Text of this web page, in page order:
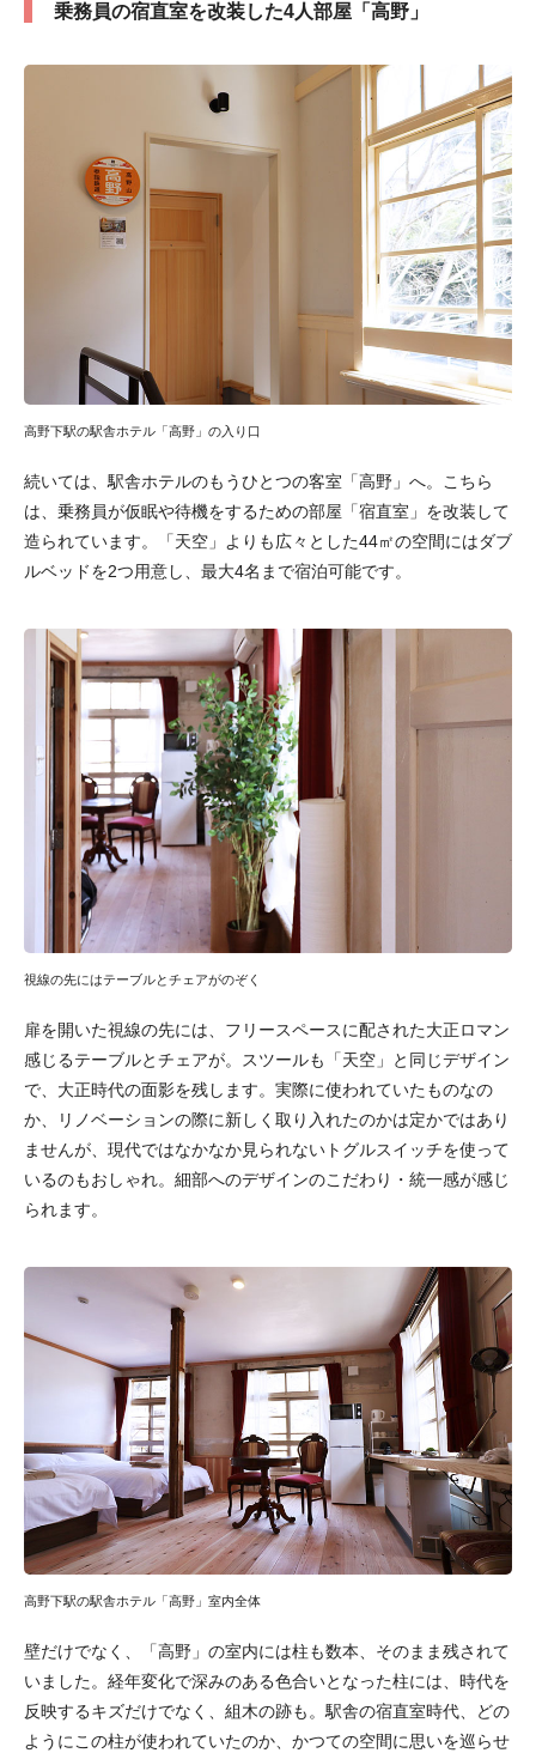
乗務員の宿直室を改装した4人部屋「高野」
高野下駅の駅舎ホテル「高野」の入り口
続いては、駅舎ホテルのもうひとつの客室「高野」へ。こちら
は、乗務員が仮眠や待機をするための部屋「宿直室」を改装して
造られています。「天空」よりも広々とした44㎡の空間にはダブ
ルベッドを2つ用意し、最大4名まで宿泊可能です。
視線の先にはテーブルとチェアがのぞく
扉を開いた視線の先には、フリースペースに配された大正ロマン
感じるテーブルとチェアが。スツールも「天空」と同じデザイン
で、大正時代の面影を残します。実際に使われていたものなの
か、リノベーションの際に新しく取り入れたのかは定かではあり
ませんが、現代ではなかなか見られないトグルスイッチを使って
いるのもおしゃれ。細部へのデザインのこだわり・統一感が感じ
られます。
高野下駅の駅舎ホテル「高野」室内全体
壁だけでなく、「高野」の室内には柱も数本、そのまま残されて
いました。経年変化で深みのある色合いとなった柱には、時代を
反映するキズだけでなく、組木の跡も。駅舎の宿直室時代、どの
ようにこの柱が使われていたのか、かつての空間に思いを巡らせ